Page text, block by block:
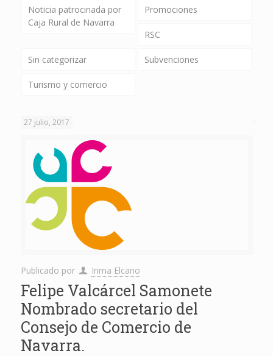
Noticia patrocinada por
Caja Rural de Navarra
Promociones
RSC
Sin categorizar Subvenciones
Turismo y comercio
27 julio, 2017
Publicado por Inma Elcano
Felipe Valcárcel Samonete
Nombrado secretario del
Consejo de Comercio de
Navarra.